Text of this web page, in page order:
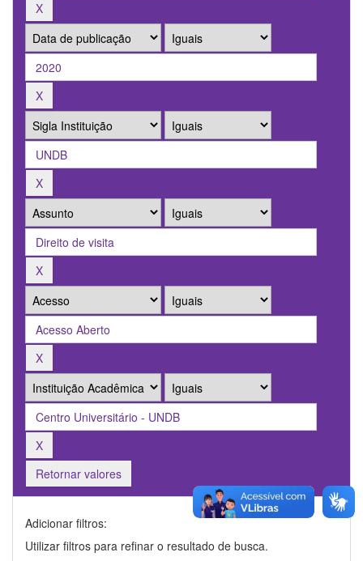
Retornar valores
Adicionar filtros:
Utilizar filtros para refinar o resultado de busca.